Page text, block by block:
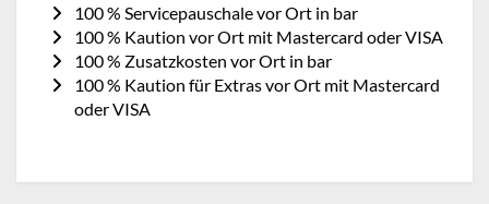
100 % Servicepauschale vor Ort in bar
100 % Kaution vor Ort mit Mastercard oder VISA
100 % Zusatzkosten vor Ort in bar
100 % Kaution für Extras vor Ort mit Mastercard
oder VISA